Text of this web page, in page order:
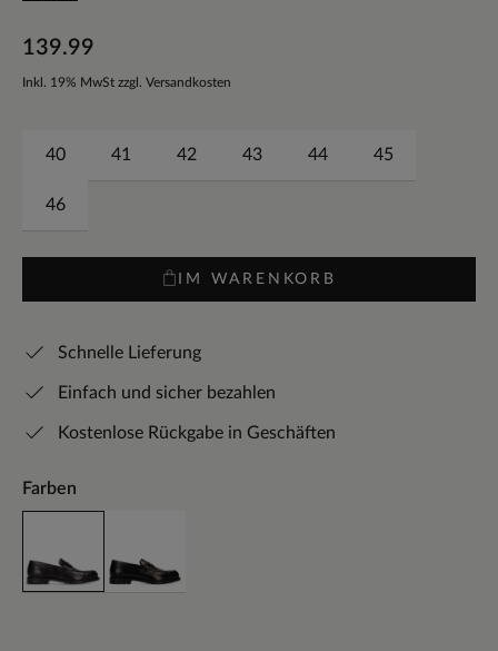
139.99
Inkl. 19% MwSt zzgl. Versandkosten
40 41 42 43 44 45
46
IM WARENKORB
Schnelle Lieferung
Einfach und sicher bezahlen
Kostenlose Rückgabe in Geschäften
Farben